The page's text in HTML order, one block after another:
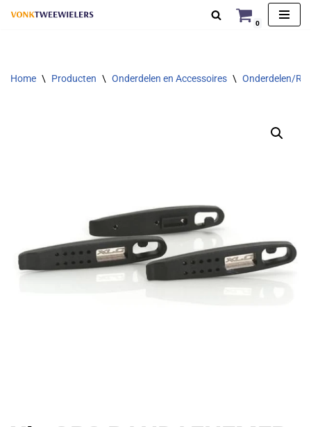
de
0
Home \ Producten \ Onderdelen en Accessoires \ Onderdelen/